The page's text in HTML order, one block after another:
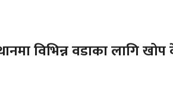
विभिन्न वडाका लागि